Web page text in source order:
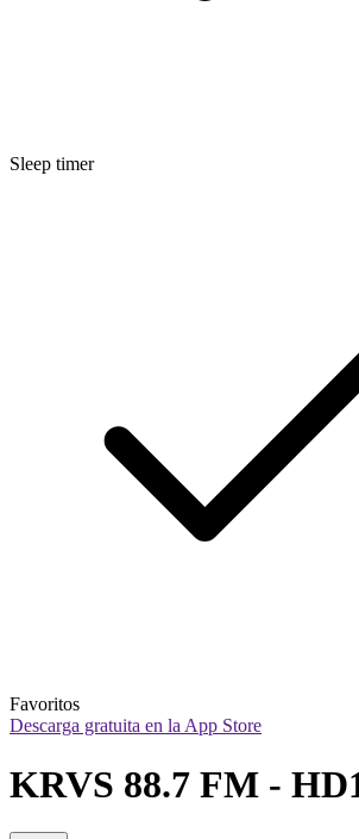
Sleep timer
Favoritos
Descarga gratuita en la App Store
KRVS 88.7 FM -